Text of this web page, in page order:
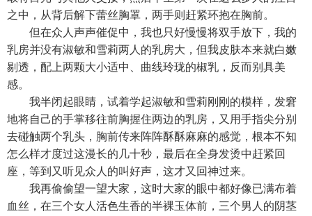
之中，从背后解下蕾丝胸罩，两手则赶紧环抱在胸前。
但在众人声声催促中，我也只好慢慢将双手放下，我的
乳房并没有淑敏和雪莉两人的乳房大，但我皮肤本来就白嫩
剔透，配上两颗大小适中、曲线玲珑的椒乳，反而别具美
感。
我半闭起眼睛，试着学起淑敏和雪莉刚刚的模样，发窘
地将自己的手掌移往前胸握住两边的乳房，又用手指尖分别
去碰触两个乳头，胸前传来阵阵酥酥麻麻的感觉，根本不知
怎么样才度过这漫长的几十秒，最后在全身发烫中赶紧回
座，等到又听见众人的叫好声，这才又回神过来。
我再偷偷望一望大家，这时大家的眼中都好像已满布着
血丝，在三个女人活色生香的半裸玉体前，三个男人的阴茎